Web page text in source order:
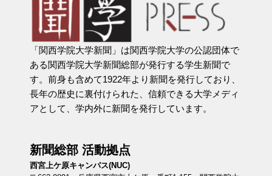
「関西学院大学新聞」は関西学院大学の公認団体で
ある関西学院大学新聞総部が発行する学生新聞で
す。前身も含めて1922年より新聞を発行しており、
長年の歴史に裏付けられた、信頼できる大学メディ
アとして、学内外に新聞を発行しています。
新聞総部 活動拠点
西宮上ケ原キャンパス(NUC)